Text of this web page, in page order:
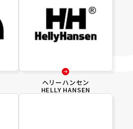
ヘリーハンセン
HELLY HANSEN